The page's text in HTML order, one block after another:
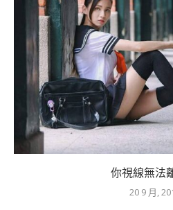
你視線無法
20 9 月,